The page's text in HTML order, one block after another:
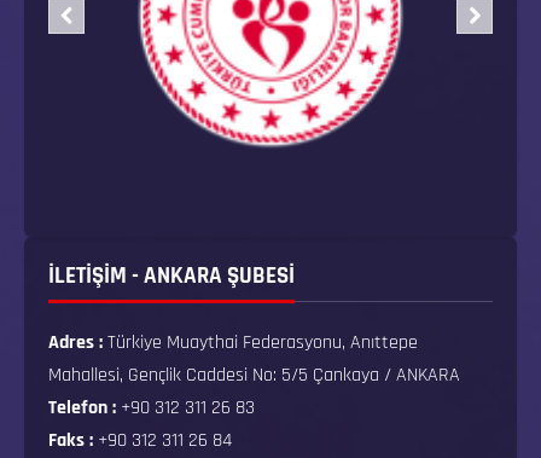
İLETİŞİM - ANKARA ŞUBESİ
Adres :Türkiye Muaythai Federasyonu, Anıttepe
Mahallesi, Gençlik Caddesi No: 5/5 Çankaya / ANKARA
Telefon : +90 312 311 26 83
Faks : +90 312 311 26 84